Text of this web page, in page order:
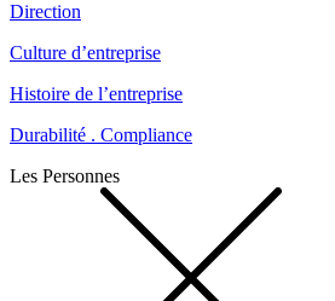
Direction
Culture d’entreprise
Histoire de l’entreprise
Durabilité . Compliance
Les Personnes